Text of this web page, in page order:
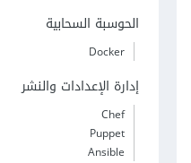
الحوسبة السحابية
Docker
إدارة الإعدادات والنشر
Chef
Puppet
Ansible